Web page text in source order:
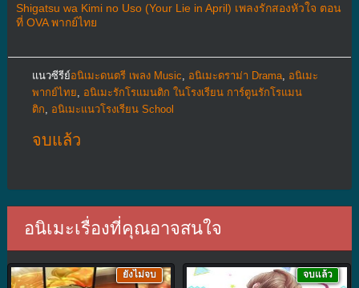
Shigatsu wa Kimi no Uso (Your Lie in April) เพลงรักสองหัวใจ ตอน
ที่ OVA พากย์ไทย
แนวซีรีย์อนิเมะดนตรี เพลง Music อนิเมะดราม่า Drama, อนิเมะ
พากย์ไทย
อนิเมะรักโรแมนติก ในโรงเรียน การ์ตูนรักโรแมน
ติก
อนิเมะแนวโรงเรียน School
จบแล้ว
อนิเมะเรื่องที่คุณอาจสนใจ
ยังไม่จบ จบแล้ว